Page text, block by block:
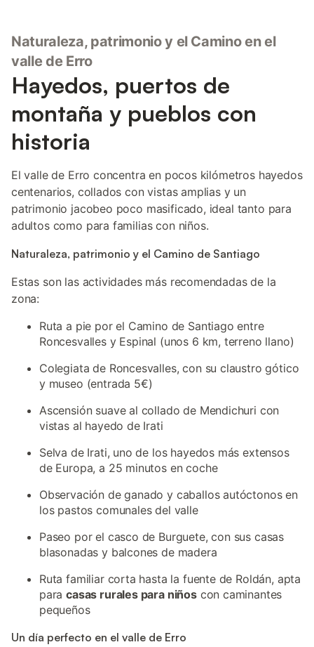
Naturaleza, patrimonio y el Camino en el
valle de Erro
Hayedos, puertos de
montaña y pueblos con
historia
El valle de Erro concentra en pocos kilómetros hayedos
centenarios, collados con vistas amplias y un
patrimonio jacobeo poco masificado, ideal tanto para
adultos como para familias con niños.
Naturaleza, patrimonio y el Camino de Santiago
Estas son las actividades más recomendadas de la
zona:
Ruta a pie por el Camino de Santiago entre
Roncesvalles y Espinal (unos 6 km, terreno llano)
Colegiata de Roncesvalles, con su claustro gótico
y museo (entrada 5€)
Ascensión suave al collado de Mendichuri con
vistas al hayedo de Irati
Selva de Irati, uno de los hayedos más extensos
de Europa, a 25 minutos en coche
Observación de ganado y caballos autóctonos en
los pastos comunales del valle
Paseo por el casco de Burguete, con sus casas
blasonadas y balcones de madera
Ruta familiar corta hasta la fuente de Roldán, apta
paracasas rurales para niñoscon caminantes
pequeños
Un día perfecto en el valle de Erro